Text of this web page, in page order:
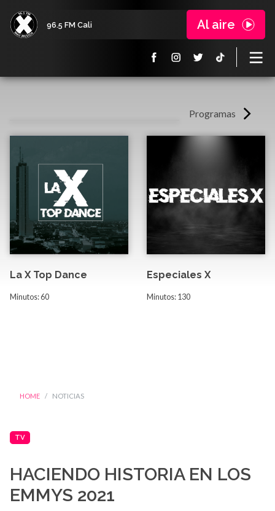
96.5 FM Cali Al aire
Programas
La X Top Dance
Minutos: 60
Especiales X
Minutos: 130
HOME NOTICIAS
TV
HACIENDO HISTORIA EN LOS
EMMYS 2021